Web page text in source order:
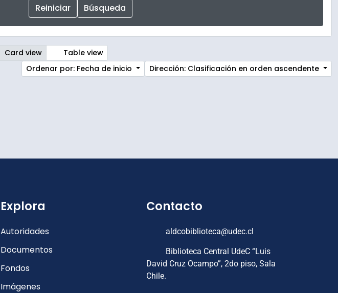
Card view
Table view
Ordenar por: Fecha de inicio
Dirección: Clasificación en orden ascendente
Explora
Autoridades
Documentos
Fondos
Imágenes
Contacto
aldcobiblioteca@udec.cl
Biblioteca Central UdeC “Luis
David Cruz Ocampo”, 2do piso, Sala
Chile.